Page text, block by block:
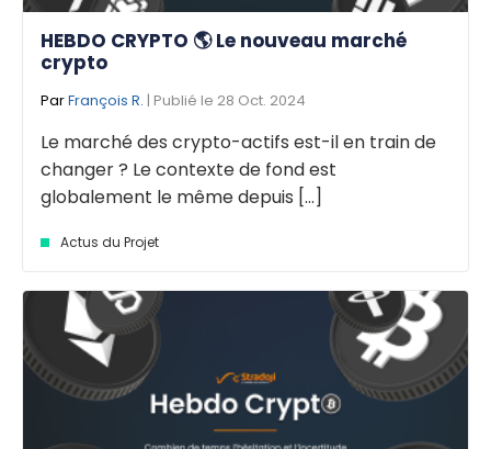
HEBDO CRYPTO 🌎 Le nouveau marché
crypto
ParFrançois R. | Publié le 28 Oct. 2024
Le marché des crypto-actifs est-il en train de
changer ? Le contexte de fond est
globalement le même depuis [...]
Actus du Projet